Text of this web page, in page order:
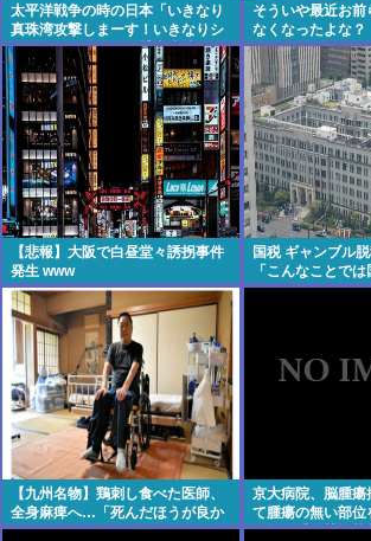
太平洋戦争の時の日本「いきなり
真珠湾攻撃しまーす！いきなりシ
ンガポール侵略して捕虜虐待しま
ーす！」
そういや最近お前
なくなったよな？
【悲報】大阪で白昼堂々誘拐事件
発生 www
国税 ギャンブル
「こんなことで
くなってしまう」
【九州名物】鶏刺し食べた医師、
全身麻痺へ…「死んだほうが良か
った」
京大病院、脳腫瘍
て腫瘍の無い部
ど損傷受け植物状